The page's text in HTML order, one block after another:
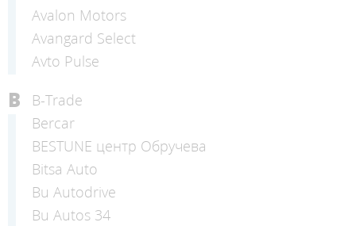
Avalon Motors
Avangard Select
Avto Pulse
B
B-Trade
Bercar
BESTUNE центр Обручева
Bitsa Auto
Bu Autodrive
Bu Autos 34